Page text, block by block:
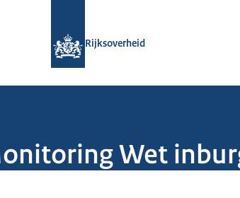
Rijksoverheid
Wet